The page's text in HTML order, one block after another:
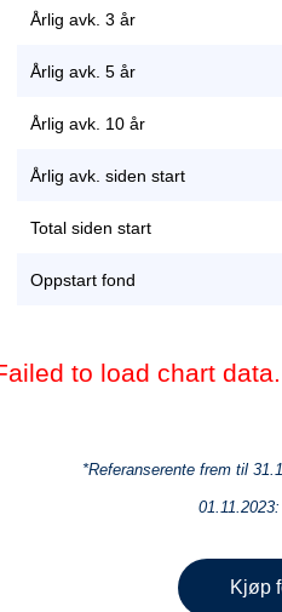
Årlig avk. 3 år
Årlig avk. 5 år
Årlig avk. 10 år
Årlig avk. siden start
Total siden start
Oppstart fond
to load chart data.
*Referanserente frem til
Kjøp